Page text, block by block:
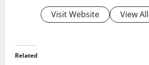
Visit Website View
Related